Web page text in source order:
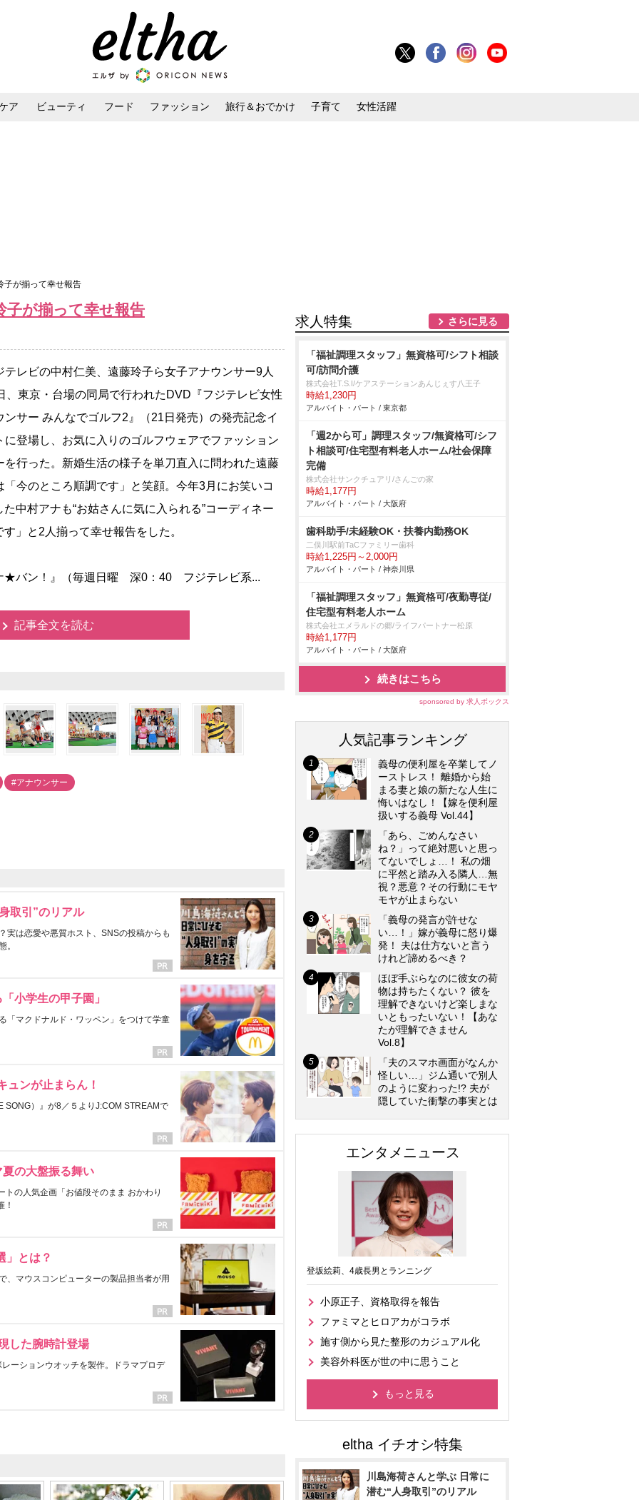
ア ビューティ フード ファッション 旅行＆おでかけ 子育て 女性活躍
子が揃って幸せ報告
子が揃って幸せ報告
レビの中村仁美、遠藤玲子ら女子アナウンサー9人
、東京・台場の同局で行われたDVD『フジテレビ女性
ンサー みんなでゴルフ2』（21日発売）の発売記念イ
に登場し、お気に入りのゴルフウェアでファッション
を行った。新婚生活の様子を単刀直入に問われた遠藤
「今のところ順調です」と笑顔。今年3月にお笑いコ
中村アナも“お姑さんに気に入られる”コーディネー
」と2人揃って幸せ報告をした。
★バン！』（毎週日曜 深0：40 フジテレビ系...
記事全文を読む
#アナウンサー
取引”のリアル
実は恋愛や悪質ホスト、SNSの投稿からも
。
小学生の甲子園」
「マクドナルド・ワッペン」をつけて学童
ュンが止まらん！
SONG）』が8／５よりJ:COM STREAMで
の大盤振る舞い
の人気企画「お値段そのまま おかわり
！
」とは？
、マウスコンピューターの製品担当者が用
した腕時計登場
ーションウオッチを製作。ドラマプロデ
求人特集 さらに見る
「福祉調理スタッフ」無資格可/シフト相談
可/訪問介護
株式会社T.S.I/ケアステーションあんじぇす八王子
時給1,230円
アルバイト・パート / 東京都
「週2から可」調理スタッフ/無資格可/シフ
ト相談可/住宅型有料老人ホーム/社会保障
完備
株式会社サンクチュアリ/さんごの家
時給1,177円
アルバイト・パート / 大阪府
歯科助手/未経験OK・扶養内勤務OK
二俣川駅前TaCファミリー歯科
時給1,225円～2,000円
アルバイト・パート / 神奈川県
「福祉調理スタッフ」無資格可/夜勤専従/
住宅型有料老人ホーム
株式会社エメラルドの郷/ライフパートナー松原
時給1,177円
アルバイト・パート / 大阪府
続きはこちら
sponsored by 求人ボックス
人気記事ランキング
義母の便利屋を卒業してノ
ーストレス！ 離婚から始
まる妻と娘の新たな人生に
悔いはなし！【嫁を便利屋
扱いする義母 Vol.44】
「あら、ごめんなさい
ね？」って絶対悪いと思っ
てないでしょ…！ 私の畑
に平然と踏み入る隣人…無
視？悪意？その行動にモヤ
モヤが止まらない
「義母の発言が許せな
い…！」嫁が義母に怒り爆
発！ 夫は仕方ないと言う
けれど諦めるべき？
ほぼ手ぶらなのに彼女の荷
物は持ちたくない？ 彼を
理解できないけど楽しまな
いともったいない！【あな
たが理解できません
Vol.8】
「夫のスマホ画面がなんか
怪しい…」ジム通いで別人
のように変わった!? 夫が
隠していた衝撃の事実とは
エンタメニュース
登坂絵莉、4歳長男とランニング
小原正子、資格取得を報告
ファミマとヒロアカがコラボ
施す側から見た整形のカジュアル化
美容外科医が世の中に思うこと
もっと見る
川島海荷さんと学ぶ 日常に
潜む“人身取引”のリアル